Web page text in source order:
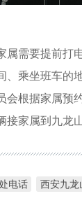
属需要提前打
、乘坐班车的
会根据家属预
家属到九龙
电话
西安九龙